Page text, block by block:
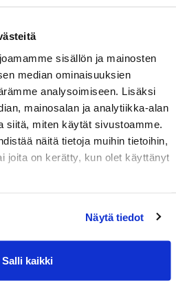
sisällön ja mainosten
median ominaisuuksien
analysoimiseen. Lisäksi
mainosalan ja analytiikka-alan
siitä, miten käytät sivustoamme.
näitä tietoja muihin tietoihin,
joita on kerätty, kun olet käyttänyt
Näytä tiedot
Salli kaikki